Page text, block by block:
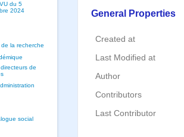
du 5
2024
de la recherche
de
social
General Properties
Created at
Last Modified at
Author
Contributors
Last Contributor